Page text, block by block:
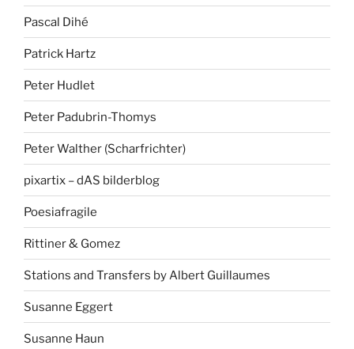
Pascal Dihé
Patrick Hartz
Peter Hudlet
Peter Padubrin-Thomys
Peter Walther (Scharfrichter)
pixartix – dAS bilderblog
Poesiafragile
Rittiner & Gomez
Stations and Transfers by Albert Guillaumes
Susanne Eggert
Susanne Haun